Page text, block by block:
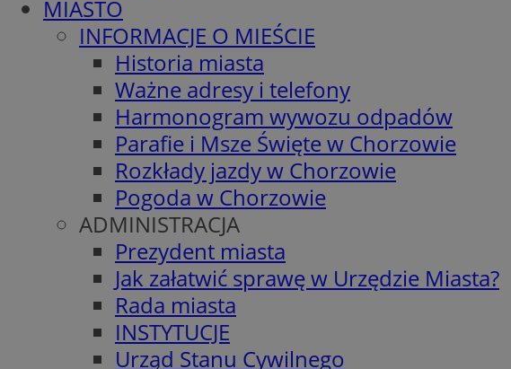
MIASTO
INFORMACJE O MIEŚCIE
Historia miasta
Ważne adresy i telefony
Harmonogram wywozu odpadów
Parafie i Msze Święte w Chorzowie
Rozkłady jazdy w Chorzowie
Pogoda w Chorzowie
ADMINISTRACJA
Prezydent miasta
Jak załatwić sprawę w Urzędzie Miasta?
Rada miasta
INSTYTUCJE
Urząd Stanu Cywilnego